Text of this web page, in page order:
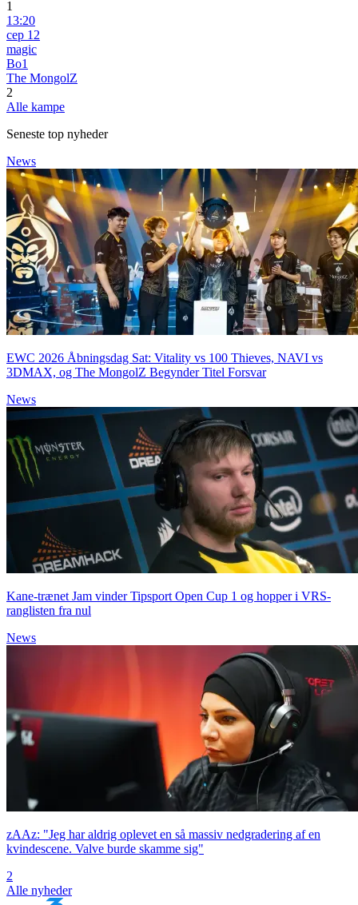
1
13:20
сер 12
magic
Bo1
The MongolZ
2
Alle kampe
Seneste top nyheder
News
EWC 2026 Åbningsdag Sat: Vitality vs 100 Thieves, NAVI vs
3DMAX, og The MongolZ Begynder Titel Forsvar
News
Kane-trænet Jam vinder Tipsport Open Cup 1 og hopper i VRS-
ranglisten fra nul
News
zAAz: "Jeg har aldrig oplevet en så massiv nedgradering af en
kvindescene. Valve burde skamme sig"
2
Alle nyheder